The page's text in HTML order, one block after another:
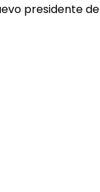
presidente de